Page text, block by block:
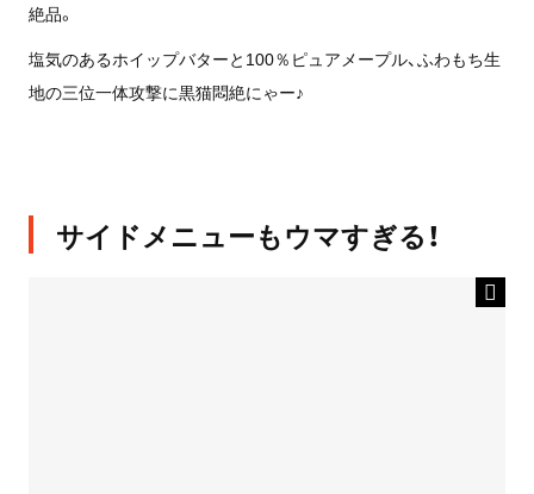
絶品。
塩気のあるホイップバターと100％ピュアメープル、ふわもち生
地の三位一体攻撃に黒猫悶絶にゃー♪
サイドメニューもウマすぎる！